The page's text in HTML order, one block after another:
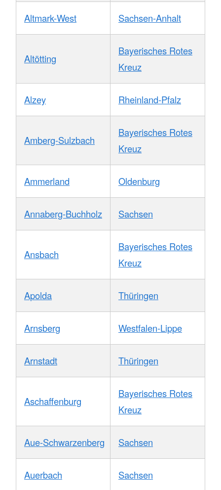
Altmark-West Sachsen-Anhalt
Altötting
Bayerisches Rotes
Kreuz
Alzey Rheinland-Pfalz
Amberg-Sulzbach
Bayerisches Rotes
Kreuz
Ammerland Oldenburg
Annaberg-Buchholz Sachsen
Ansbach
Bayerisches Rotes
Kreuz
Apolda Thüringen
Arnsberg Westfalen-Lippe
Arnstadt Thüringen
Aschaffenburg
Bayerisches Rotes
Kreuz
Aue-Schwarzenberg Sachsen
Auerbach Sachsen